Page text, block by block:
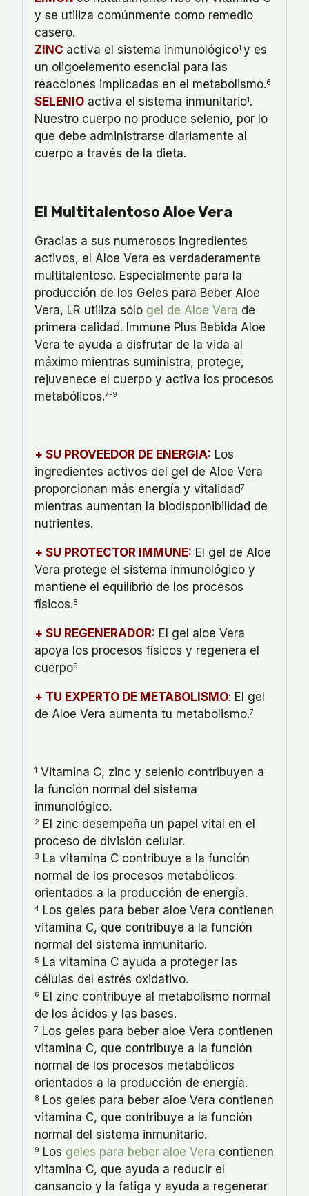
y se utiliza comúnmente como remedio
casero.
ZINC activa el sistema inmunológico1 y es
un oligoelemento esencial para las
reacciones implicadas en el metabolismo.6
SELENIO activa el sistema inmunitario1.
Nuestro cuerpo no produce selenio, por lo
que debe administrarse diariamente al
cuerpo a través de la dieta.
El Multitalentoso Aloe Vera
Gracias a sus numerosos ingredientes
activos, el Aloe Vera es verdaderamente
multitalentoso. Especialmente para la
producción de los Geles para Beber Aloe
Vera, LR utiliza sólo gel de Aloe Vera de
primera calidad. Immune Plus Bebida Aloe
Vera te ayuda a disfrutar de la vida al
máximo mientras suministra, protege,
rejuvenece el cuerpo y activa los procesos
metabólicos.7-9
+ SU PROVEEDOR DE ENERGIA: Los
ingredientes activos del gel de Aloe Vera
proporcionan más energía y vitalidad7
mientras aumentan la biodisponibilidad de
nutrientes.
+ SU PROTECTOR IMMUNE: El gel de Aloe
Vera protege el sistema inmunológico y
mantiene el equilibrio de los procesos
físicos.8
+ SU REGENERADOR: El gel aloe Vera
apoya los procesos físicos y regenera el
cuerpo9.
+ TU EXPERTO DE METABOLISMO: El gel
de Aloe Vera aumenta tu metabolismo.7
1 Vitamina C, zinc y selenio contribuyen a
la función normal del sistema
inmunológico.
2
El zinc desempeña un papel vital en el
proceso de división celular.
3
La vitamina C contribuye a la función
normal de los procesos metabólicos
orientados a la producción de energía.
4
Los geles para beber aloe Vera contienen
vitamina C, que contribuye a la función
normal del sistema inmunitario.
5
La vitamina C ayuda a proteger las
células del estrés oxidativo.
6
El zinc contribuye al metabolismo normal
de los ácidos y las bases.
7
Los geles para beber aloe Vera contienen
vitamina C, que contribuye a la función
normal de los procesos metabólicos
orientados a la producción de energía.
8
Los geles para beber aloe Vera contienen
vitamina C, que contribuye a la función
normal del sistema inmunitario.
9 Los geles para beber aloe Vera contienen
vitamina C, que ayuda a reducir el
cansancio y la fatiga y ayuda a regenerar